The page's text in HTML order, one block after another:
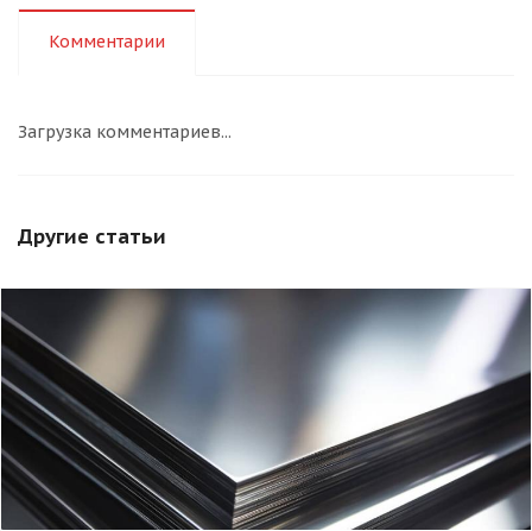
Комментарии
Загрузка комментариев...
Другие статьи